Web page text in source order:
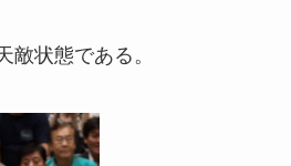
敵状態である。